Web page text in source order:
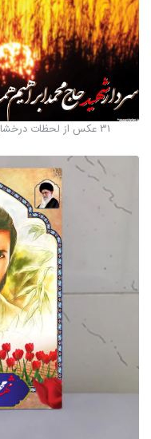
31 عکس از لحظات درخشان شهید ابراهیم همت و زیبایی های آن